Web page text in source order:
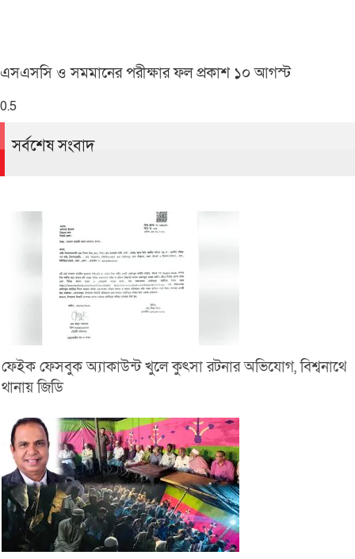
এসএসসি ও সমমানের পরীক্ষার ফল প্রকাশ ১০ আগস্ট
সর্বশেষ সংবাদ
ফেইক ফেসবুক অ্যাকাউন্ট খুলে কুৎসা রটনার অভিযোগ, বিশ্বনাথে
থানায় জিডি